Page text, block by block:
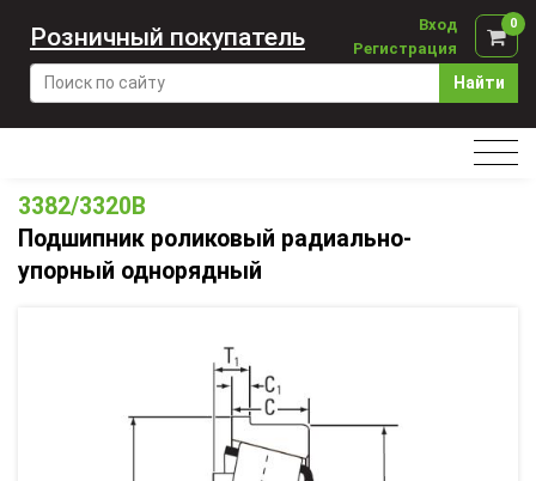
Найти
Вход
Регистрация
0
Розничный покупатель
3382/3320B
Подшипник роликовый радиально-
упорный однорядный